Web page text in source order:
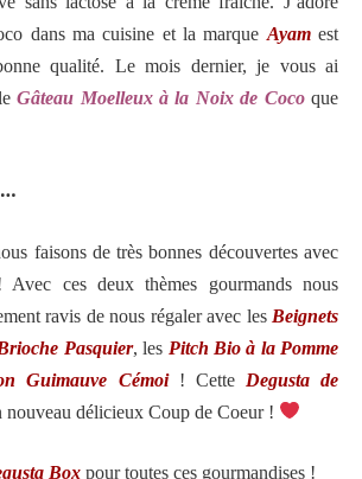
dans ma cuisine et la marque Ayamest
qualité. Le mois dernier, je vous ai
leGâteau Moelleux à la Noix de Cocoque
faisons de très bonnes découvertes avec
ces deux thèmes gourmands nous
ravis de nous régaler avec les Beignets
Pasquier, les Pitch Bio à la Pomme
Guimauve Cémoi! Cette Degusta de
nouveau délicieux Coup de Coeur !
Box pour toutes ces gourmandises !